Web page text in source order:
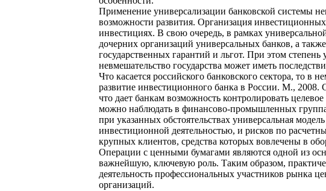
Применение универсализации банковской системы
возможности развития. Организация
инвестициях. В свою очередь, в рамках
дочерних организаций универсальных банков, а
государственных гарантий и льгот. При этом
невмешательство государства может иметь
Что касается российского банковского сектора, то
развитие инвестиционного банка в России. М.,
что дает банкам возможность контролировать
можно наблюдать в финансово-промышленных
при указанных обстоятельствах универсальная
инвестиционной деятельностью, и рисков по
крупных клиентов, средства которых вовлечены в
Операции с ценными бумагами являются одной из
важнейшую, ключевую роль. Таким образом,
деятельность профессиональных участников рынка
организаций.